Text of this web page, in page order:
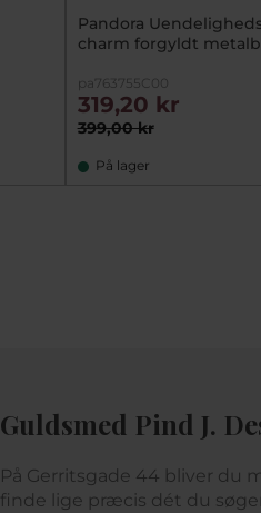
Pandora
charm forgyldt
pa763755C00
399,00 kr
319,20 kr
På lager
Guldsmed Pind J.
På Gerritsgade 44 bliver du
finde lige præcis dét du